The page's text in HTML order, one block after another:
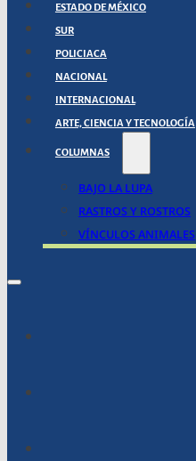
ESTADO DE MÉXICO
SUR
POLICIACA
NACIONAL
INTERNACIONAL
ARTE, CIENCIA Y TECNOLOGÍA
COLUMNAS
BAJO LA LUPA
RASTROS Y ROSTROS
VÍNCULOS ANIMALES